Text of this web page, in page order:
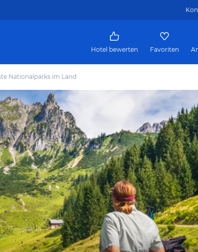
Hotel bewerten Favoriten
Nationalparks im Land